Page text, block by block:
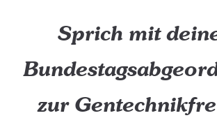
Sprich mit
zur